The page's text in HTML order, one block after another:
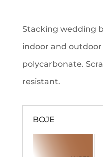
Stacking wedding
indoor and
polycarbonate.
resistant.
BOJE